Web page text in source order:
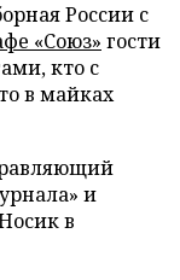
России с
«Союз» гости
кто с
в майках
и
в